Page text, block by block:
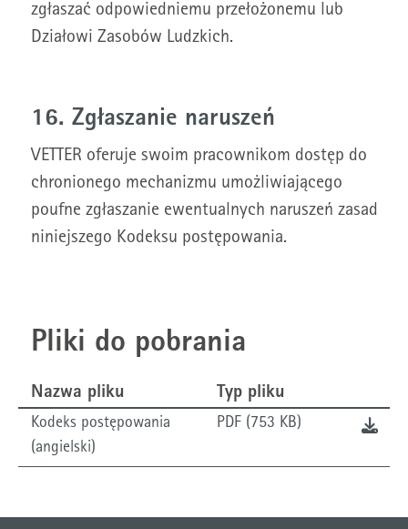
zgłaszać odpowiedniemu przełożonemu lub
Działowi Zasobów Ludzkich.
16. Zgłaszanie naruszeń
VETTER oferuje swoim pracownikom dostęp do
chronionego mechanizmu umożliwiającego
poufne zgłaszanie ewentualnych naruszeń zasad
niniejszego Kodeksu postępowania.
Pliki do pobrania
Nazwa pliku Typ pliku
Kodeks postępowania
(angielski)
PDF (753 KB)